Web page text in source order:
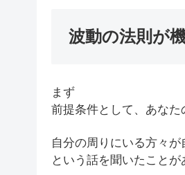
波動の法則が
まず
前提条件として、あなた
自分の周りにいる方々が
という話を聞いたことが